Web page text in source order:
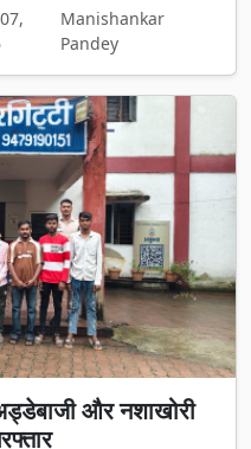
Manishankar
Pandey
और नशाखोरी